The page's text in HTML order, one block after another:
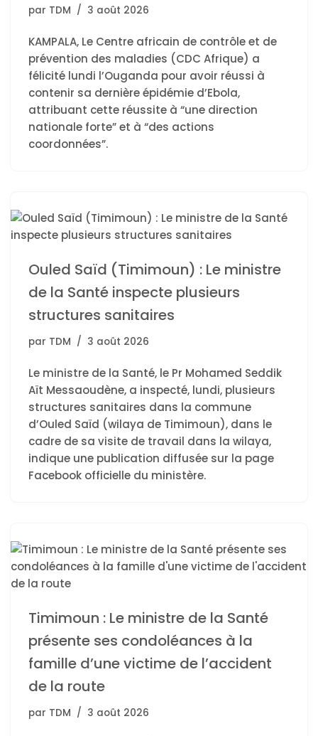
par TDM 3 août 2026
KAMPALA, Le Centre africain de contrôle et de
prévention des maladies (CDC Afrique) a
félicité lundi l’Ouganda pour avoir réussi à
contenir sa dernière épidémie d’Ebola,
attribuant cette réussite à “une direction
nationale forte” et à “des actions
coordonnées”.
Ouled Saïd (Timimoun) : Le ministre
de la Santé inspecte plusieurs
structures sanitaires
par TDM 3 août 2026
Le ministre de la Santé, le Pr Mohamed Seddik
Aït Messaoudène, a inspecté, lundi, plusieurs
structures sanitaires dans la commune
d’Ouled Saïd (wilaya de Timimoun), dans le
cadre de sa visite de travail dans la wilaya,
indique une publication diffusée sur la page
Facebook officielle du ministère.
Timimoun : Le ministre de la Santé
présente ses condoléances à la
famille d’une victime de l’accident
de la route
par TDM 3 août 2026